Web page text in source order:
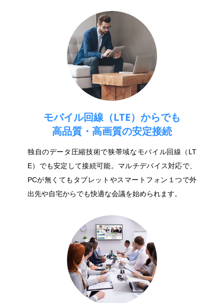
モバイル回線（LTE）からでも
高品質・高画質の安定接続
独自のデータ圧縮技術で狭帯域なモバイル回線（LT
E）でも安定して接続可能。マルチデバイス対応で、
PCが無くてもタブレットやスマートフォン１つで外
出先や自宅からでも快適な会議を始められます。